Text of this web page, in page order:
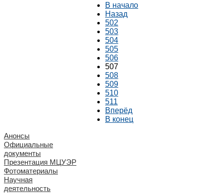
В начало
Назад
502
503
504
505
506
507
508
509
510
511
Вперёд
В конец
Анонсы
Официальные
документы
Презентация МЦУЭР
Фотоматериалы
Научная
деятельность